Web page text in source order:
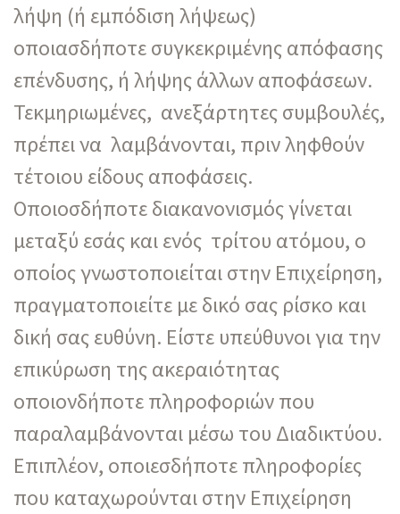
λήψη (ή εμπόδιση λήψεως)
οποιασδήποτε συγκεκριμένης απόφασης
επένδυσης, ή λήψης άλλων αποφάσεων.
Τεκμηριωμένες, ανεξάρτητες συμβουλές,
πρέπει να λαμβάνονται, πριν ληφθούν
τέτοιου είδους αποφάσεις.
Οποιοσδήποτε διακανονισμός γίνεται
μεταξύ εσάς και ενός τρίτου ατόμου, ο
οποίος γνωστοποιείται στην Επιχείρηση,
πραγματοποιείτε με δικό σας ρίσκο και
δική σας ευθύνη. Είστε υπεύθυνοι για την
επικύρωση της ακεραιότητας
οποιονδήποτε πληροφοριών που
παραλαμβάνονται μέσω του Διαδικτύου.
Επιπλέον, οποιεσδήποτε πληροφορίες
που καταχωρούνται στην Επιχείρηση